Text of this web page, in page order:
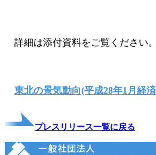
詳細は添付資料をご覧ください。
東北の景気動向(平成28年1月経済
プレスリリース一覧に戻る